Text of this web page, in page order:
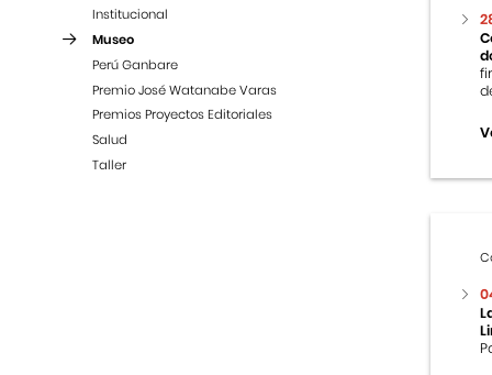
Institucional
Museo
Perú Ganbare
Premio José Watanabe Varas
Premios Proyectos Editoriales
Salud
Taller